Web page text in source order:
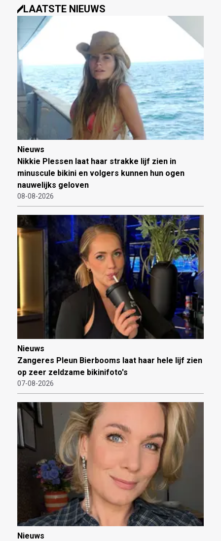
LAATSTE NIEUWS
Nieuws
Nikkie Plessen laat haar strakke lijf zien in
minuscule bikini en volgers kunnen hun ogen
nauwelijks geloven
08-08-2026
Nieuws
Zangeres Pleun Bierbooms laat haar hele lijf zien
op zeer zeldzame bikinifoto's
07-08-2026
Nieuws